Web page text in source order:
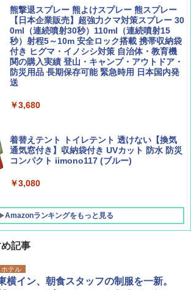
￥1,540
AIRLINE（エアライン）2026年9月号【特
集】ボーイング110周年を祝して！
￥1,760
ァキア 2026～2027 地球の歩き方A ヨーロッ
パ
￥2,277
新しい日本地理 地図・統計・移動から読み
解く (講談社現代新書)
￥1,540
￥5,999
[キャンパーズコレクション 山善] 傘みたいに
広げるだけ パッとサッとテント ブラックコ
ーティング フルクローズ メッシュ 3-4人用
簡単設置 ポップアップテント エクルベージ
ュ(BC仕様) PATC-150B(EB)
￥9,990
[キャンパーズコレクション 山善] 傘みたいに
広げるだけ パッとサッとテント キューブワ
イドプラス ブラックコーティング フルクロ
テント PATCW-200B エクルベージュ
熊撃退スプレー 熊よけスプレー 熊スプレー
【日本企業販売】超強力クマ対策スプレー 30
0ml（連続噴射30秒）110ml（連続噴射15
秒）射程5～10m 安全ロック搭載 携帯収納袋
付き ヒグマ・イノシシ対策 自治体・教育機
関の購入実績 登山・キャンプ・アウトドア・
防災用品 長期保存可能 緊急時用 日本国内発
送
￥3,680
着替えテント トイレテント 透けない【換気
通気窓付き】収納袋付き UVカット 防水 防災
コンパクト iimono117 (ブルー)
￥3,080
Amazonランキングをもっと見る
記事
ホテル
横イン、朝食スタッフの制服を一新。